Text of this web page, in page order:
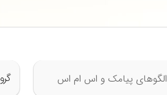
الگوهای پیامک و اس ام اس